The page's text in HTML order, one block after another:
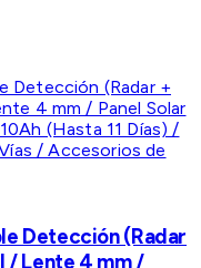
Detección (Radar
/ Lente 4 mm /